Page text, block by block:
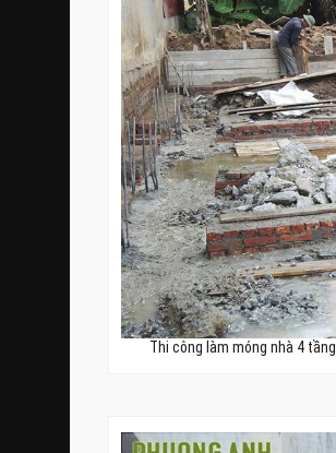
Thi công làm móng nhà 4 tầng